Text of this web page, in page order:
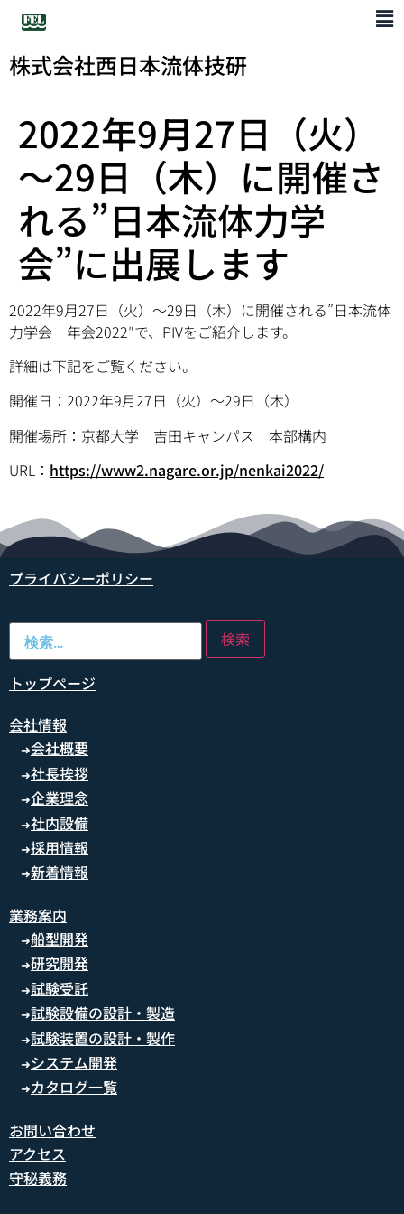
株式会社西日本流体技研
2022年9月27日（火）
～29日（木）に開催さ
れる”日本流体力学
会”に出展します
2022年9月27日（火）～29日（木）に開催される”日本流体
力学会 年会2022″で、PIVをご紹介します。
詳細は下記をご覧ください。
開催日：2022年9月27日（火）～29日（木）
開催場所：京都大学 吉田キャンパス 本部構内
URL： https://www2.nagare.or.jp/nenkai2022/
プライバシーポリシー
トップページ
会社情報
➜会社概要
➜社長挨拶
➜企業理念
➜社内設備
➜採用情報
➜新着情報
業務案内
➜船型開発
➜研究開発
➜試験受託
➜試験設備の設計・製造
➜試験装置の設計・製作
➜システム開発
➜カタログ一覧
お問い合わせ
アクセス
守秘義務